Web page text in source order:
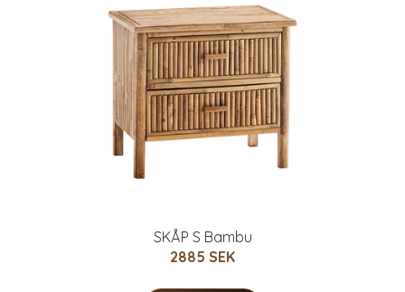
SKÅP S Bambu
2885 SEK